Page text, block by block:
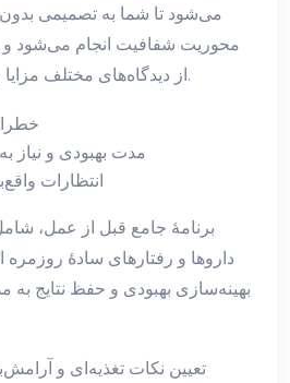
می‌شود تا شما به تصمیمی بدون
محوریت شفافیت انجام می‌شود و
از دیدگاه‌های مختلف مزایا و معایب را بررسی کنید.
مدت بهبودی و نیاز
انتظارات
برنامهٔ جامع قبل از عمل،
داروها و رفتارهای سادهٔ
بهینه‌سازی بهبودی و حفظ نتایج
تعیین نکات تغذیه‌ای و